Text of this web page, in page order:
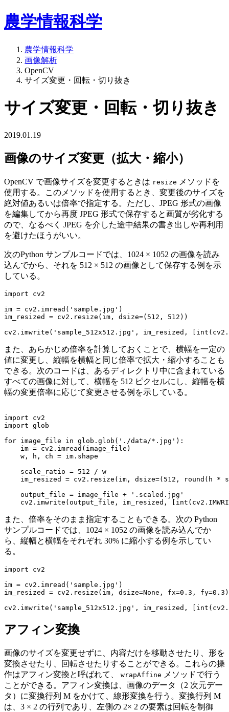
農学情報科学
農学情報科学
画像解析
OpenCV
サイズ変更・回転・切り抜き
サイズ変更・回転・切り抜き
2019.01.19
画像のサイズ変更（拡大・縮小）
OpenCV で画像サイズを変更するときは resize メソッドを
使用する。このメソッドを使用するとき、変更後のサイズを
絶対値あるいは倍率で指定する。ただし、JPEG 形式の画像
を編集してから再度 JPEG 形式で保存すると画質が劣化する
ので、なるべく JPEG を介した途中結果の書き出しや再利用
を避けたほうがいい。
次のPython サンプルコードでは、1024 × 1052 の画像を読み
込んでから、それを 512 × 512 の画像として保存する例を示
している。
import cv2
im = cv2.imread('sample.jpg')
im_resized = cv2.resize(im, dsize=(512, 512))
cv2.imwrite('sample_512x512.jpg', im_resized,
また、あらかじめ倍率を計算しておくことで、横幅を一定の
値に変更し、縦幅を横幅と同じ倍率で拡大・縮小することも
できる。次のコードは、あるディレクトリ中に含まれている
すべての画像に対して、横幅を 512 ピクセルにし、縦幅を横
幅の変更倍率に応じて変更させる例を示している。
import cv2
import glob
for image_file in glob.glob('./data/*.jpg'):
    im = cv2.imread(image_file)
    w, h, ch = im.shape
    scale_ratio = 512 / w
im_resized = cv2.resize(im, dsize=(512, round(h *
    output_file = image_file + '.scaled.jpg'
cv2.imwrite(output_file, im_resized,
また、倍率をそのまま指定することもできる。次の Python
サンプルコードでは、1024 × 1052 の画像を読み込んでか
ら、縦幅と横幅をそれぞれ 30% に縮小する例を示してい
る。
import cv2
im = cv2.imread('sample.jpg')
im_resized = cv2.resize(im, dsize=None, fx=0.3, fy=0.3)
cv2.imwrite('sample_512x512.jpg', im_resized,
アフィン変換
画像のサイズを変更せずに、内容だけを移動させたり、形を
変換させたり、回転させたりすることができる。これらの操
作はアフィン変換と呼ばれて、 wrapAffine メソッドで行う
ことができる。アフィン変換は、画像のデータ（2 次元デー
タ）に変換行列 M をかけて、線形変換を行う。変換行列 M
は、3 × 2 の行列であり、左側の 2× 2 の要素は回転を制御